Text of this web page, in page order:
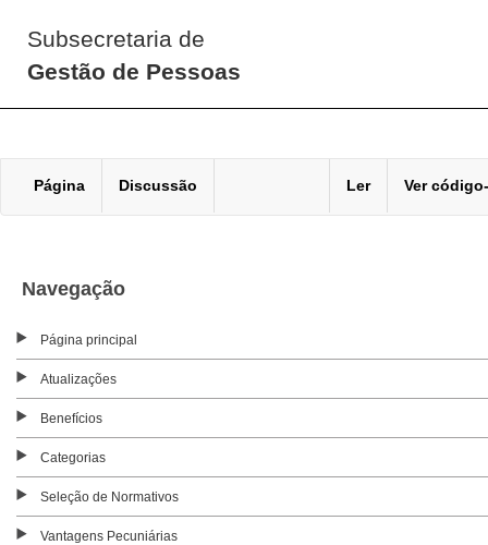
Subsecretaria de
Gestão de Pessoas
Página Discussão Ler Ver
Navegação
Página principal
Atualizações
Benefícios
Categorias
Seleção de Normativos
Vantagens Pecuniárias